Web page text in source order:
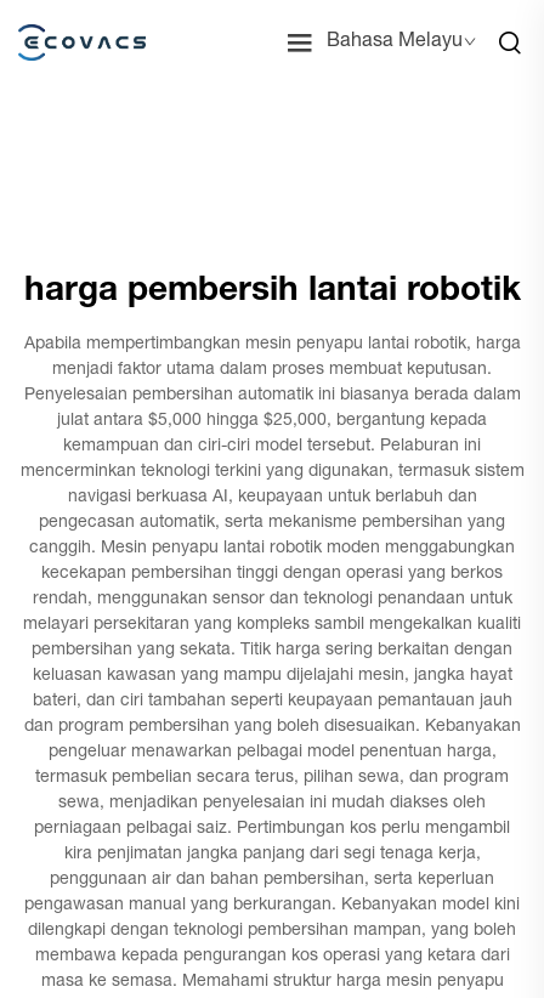
Bahasa Melayu
harga pembersih lantai robotik
Apabila mempertimbangkan mesin penyapu lantai robotik, harga
menjadi faktor utama dalam proses membuat keputusan.
Penyelesaian pembersihan automatik ini biasanya berada dalam
julat antara $5,000 hingga $25,000, bergantung kepada
kemampuan dan ciri-ciri model tersebut. Pelaburan ini
mencerminkan teknologi terkini yang digunakan, termasuk sistem
navigasi berkuasa AI, keupayaan untuk berlabuh dan
pengecasan automatik, serta mekanisme pembersihan yang
canggih. Mesin penyapu lantai robotik moden menggabungkan
kecekapan pembersihan tinggi dengan operasi yang berkos
rendah, menggunakan sensor dan teknologi penandaan untuk
melayari persekitaran yang kompleks sambil mengekalkan kualiti
pembersihan yang sekata. Titik harga sering berkaitan dengan
keluasan kawasan yang mampu dijelajahi mesin, jangka hayat
bateri, dan ciri tambahan seperti keupayaan pemantauan jauh
dan program pembersihan yang boleh disesuaikan. Kebanyakan
pengeluar menawarkan pelbagai model penentuan harga,
termasuk pembelian secara terus, pilihan sewa, dan program
sewa, menjadikan penyelesaian ini mudah diakses oleh
perniagaan pelbagai saiz. Pertimbungan kos perlu mengambil
kira penjimatan jangka panjang dari segi tenaga kerja,
penggunaan air dan bahan pembersihan, serta keperluan
pengawasan manual yang berkurangan. Kebanyakan model kini
dilengkapi dengan teknologi pembersihan mampan, yang boleh
membawa kepada pengurangan kos operasi yang ketara dari
masa ke semasa. Memahami struktur harga mesin penyapu